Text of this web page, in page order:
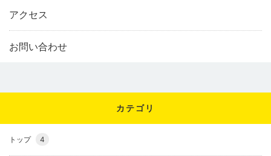
アクセス
お問い合わせ
カテゴリ
トップ 4